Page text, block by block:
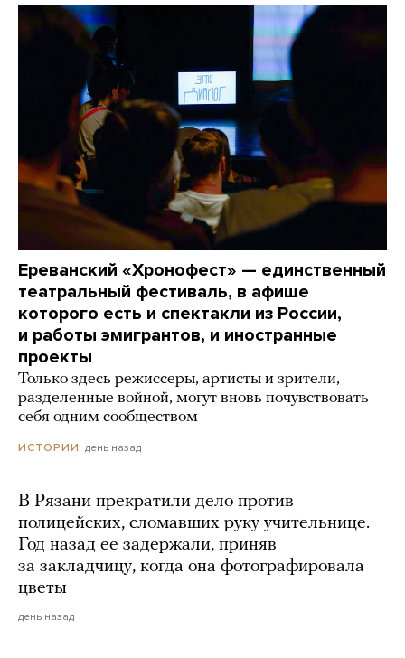
Ереванский «Хронофест» — единственный
театральный фестиваль, в афише
которого есть и спектакли из России,
и работы эмигрантов, и иностранные
проекты
Только здесь режиссеры, артисты и зрители,
разделенные войной, могут вновь почувствовать
себя одним сообществом
ИСТОРИИ день назад
В Рязани прекратили дело против
полицейских, сломавших руку учительнице.
Год назад ее задержали, приняв
за закладчицу, когда она фотографировала
цветы
день назад